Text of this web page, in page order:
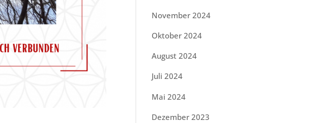
November 2024
Oktober 2024
August 2024
Juli 2024
Mai 2024
Dezember 2023